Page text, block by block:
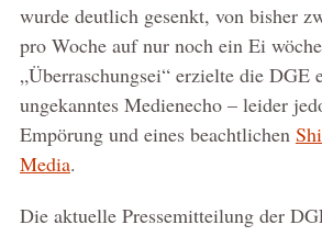
wurde deutlich gesenkt, von bisher
pro Woche auf nur noch ein Ei
„Überraschungsei“ erzielte die DGE
ungekanntes Medienecho – leider
Empörung und eines beachtlichen
Media.
Die aktuelle Pressemitteilung der